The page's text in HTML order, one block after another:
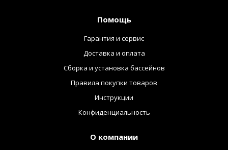
Помощь
Гарантия и сервис
Доставка и оплата
Сборка и установка бассейнов
Правила покупки товаров
Инструкции
Конфиденциальность
О компании